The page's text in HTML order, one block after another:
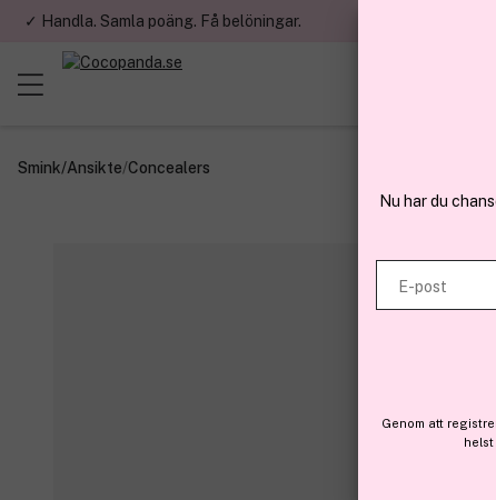
✓ Handla. Samla poäng. Få belöningar.
Smink/Ansikte/Concealers
Nu har du
E-post
Genom att